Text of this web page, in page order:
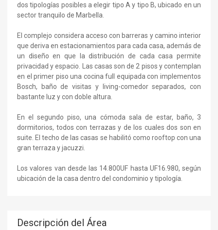
dos tipologías posibles a elegir tipo A y tipo B, ubicado en un
sector tranquilo de Marbella.
El complejo considera acceso con barreras y camino interior
que deriva en estacionamientos para cada casa, además de
un diseño en que la distribución de cada casa permite
privacidad y espacio. Las casas son de 2 pisos y contemplan
en el primer piso una cocina full equipada con implementos
Bosch, baño de visitas y living-comedor separados, con
bastante luz y con doble altura.
En el segundo piso, una cómoda sala de estar, baño, 3
dormitorios, todos con terrazas y de los cuales dos son en
suite. El techo de las casas se habilitó como rooftop con una
gran terraza y jacuzzi.
Los valores van desde las 14.800UF hasta UF16.980, según
ubicación de la casa dentro del condominio y tipología.
Descripción del Área